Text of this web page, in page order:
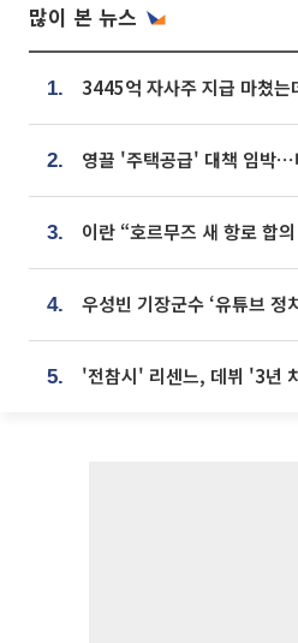
많이 본 뉴스
1.
2.
3.
4.
5.